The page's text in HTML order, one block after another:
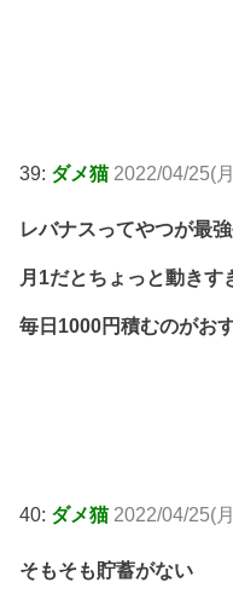
39: ダメ猫 2022/04/25(
レバナスってやつが最
月1だとちょっと動きす
毎日1000円積むのがお
40: ダメ猫 2022/04/25(
そもそも貯蓄がない